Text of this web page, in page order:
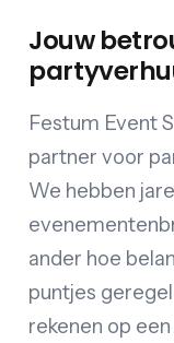
Jouw
Festum Event
partner voor
We hebben
ander hoe
puntjes
rekenen op